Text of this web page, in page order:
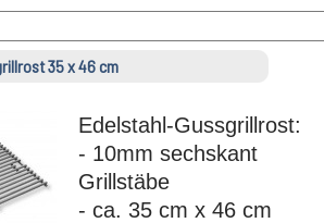
35 x 46 cm
Edelstahl-Gussgrillrost:
- 10mm sechskant
Grillstäbe
- ca. 35 cm x 46 cm